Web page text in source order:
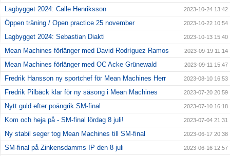
Lagbygget 2024: Calle Henriksson 2023-10-24 13:42
Öppen träning / Open practice 25 november 2023-10-22 10:54
Lagbygget 2024: Sebastian Diakti 2023-10-13 15:40
Mean Machines förlänger med David Rodríguez Ramos 2023-09-19 11:14
Mean Machines förlänger med OC Acke Grünewald 2023-09-11 15:47
Fredrik Hansson ny sportchef för Mean Machines Herr 2023-08-10 16:53
Fredrik Pilbäck klar för ny säsong i Mean Machines 2023-07-20 20:59
Nytt guld efter poängrik SM-final 2023-07-10 16:18
Kom och heja på - SM-final lördag 8 juli! 2023-07-04 21:31
Ny stabil seger tog Mean Machines till SM-final 2023-06-17 20:38
SM-final på Zinkensdamms IP den 8 juli 2023-06-16 12:57